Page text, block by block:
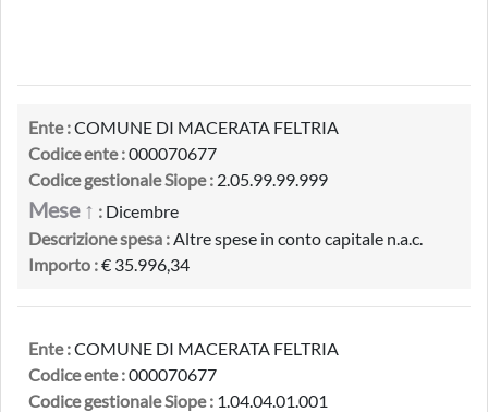
Ente :COMUNE DI MACERATA FELTRIA
Codice ente :000070677
Codice gestionale Siope : 2.05.99.99.999
Mese ↑ : Dicembre
Descrizione spesa :Altre spese in conto capitale n.a.c.
Importo :€ 35.996,34
Ente :COMUNE DI MACERATA FELTRIA
Codice ente :000070677
Codice gestionale Siope : 1.04.04.01.001